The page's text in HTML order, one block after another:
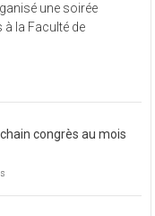
une soirée
la Faculté de
congrès au mois